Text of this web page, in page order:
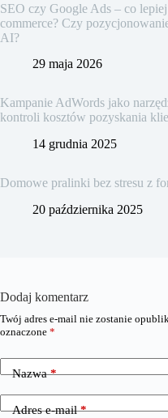
SEO czy Google Ads – co
commerce? Czy
AI?
29 maja 2026
Kampanie AdWords jako
kontroli kosztów pozyskania
14 grudnia 2025
Domowe pralinki bez stresu z
20 października 2025
Dodaj komentarz
Twój adres e-mail nie zostanie
oznaczone *
Nazwa*
Adres e-mail*